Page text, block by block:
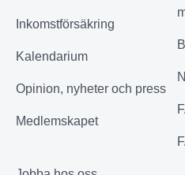
Inkomstförsäkring
Kalendarium
Opinion, nyheter och press
Medlemskapet